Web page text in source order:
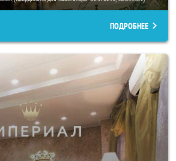
ПОДРОБНЕЕ